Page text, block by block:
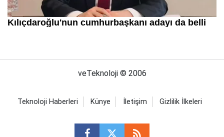
veTeknoloji © 2006
Teknoloji Haberleri Künye İletişim Gizlilik İlkeleri